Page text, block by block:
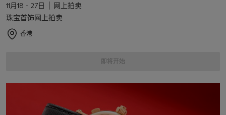
11月18 - 27日
网上拍卖
珠宝首饰网上拍卖
香港
即将开始